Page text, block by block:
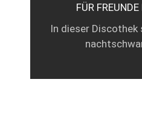
FÜR
In dieser